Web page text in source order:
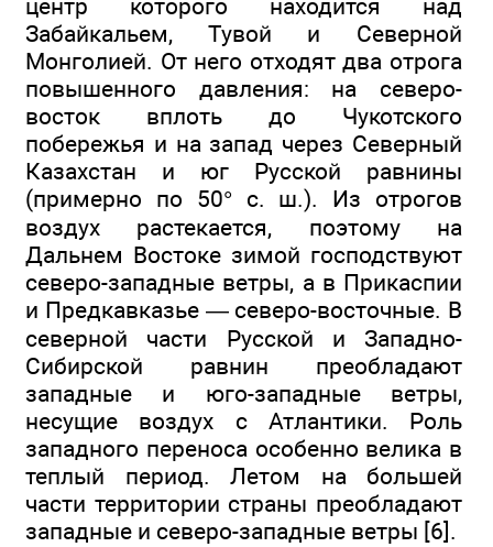
центр которого находится над
Забайкальем, Тувой и Северной
Монголией. От него отходят два отрога
повышенного давления: на северо-
восток вплоть до Чукотского
побережья и на запад через Северный
Казахстан и юг Русской равнины
(примерно по 50° с. ш.). Из отрогов
воздух растекается, поэтому на
Дальнем Востоке зимой господствуют
северо-западные ветры, а в Прикаспии
и Предкавказье — северо-восточные. В
северной части Русской и Западно-
Сибирской равнин преобладают
западные и юго-западные ветры,
несущие воздух с Атлантики. Роль
западного переноса особенно велика в
теплый период. Летом на большей
части территории страны преобладают
западные и северо-западные ветры [6].